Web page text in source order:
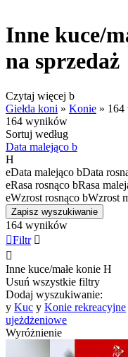
Inne kuce/
na sprzedaż
Czytaj więcej b
Giełda koni » Konie »
164 wyników
Sortuj według
Data malejąco b
H
eData malejąco bData
eRasa rosnąco bRasa
eWzrost rosnąco bWzrost
Zapisz wyszukiwanie
164 wyników
Filtr 

Inne kuce/małe konie H
Usuń wszystkie filtry
Dodaj wyszukiwanie:
y Kuc y Konie rekreacyjne
ujeżdżeniowe
Wyróżnienie